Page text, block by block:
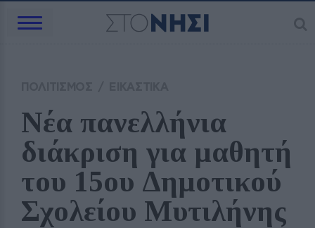
Νέα πανελλήνια
διάκριση για μαθητή
του 15ου Δημοτικού
Σχολείου Μυτιλήνης